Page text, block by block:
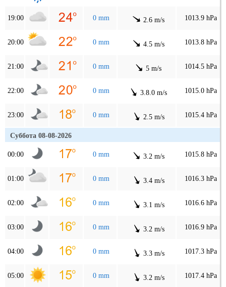
19:00 0 mm 2.6 m/s 1013.9 hPa
20:00 0 mm 4.5 m/s 1013.8 hPa
21:00 0 mm 5 m/s 1014.5 hPa
22:00 0 mm 3.8.0 m/s 1015.0 hPa
23:00 0 mm 2.5 m/s 1015.4 hPa
Суббота 08-08-2026
00:00 0 mm 3.2 m/s 1015.8 hPa
01:00 0 mm 3.4 m/s 1016.3 hPa
02:00 0 mm 3.1 m/s 1016.6 hPa
03:00 0 mm 3.2 m/s 1016.9 hPa
04:00 0 mm 3.3 m/s 1017.3 hPa
05:00 0 mm 3.2 m/s 1017.4 hPa